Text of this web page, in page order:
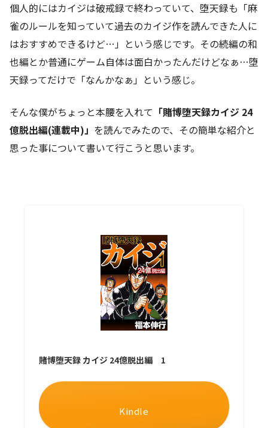
個人的にはカイジは破戒録で終わっていて、堕天録も「麻
雀のルールを知っていて過去のカイジ作を読んできた人に
はおすすめできるけど…」という感じです。その続編の和
也編とか普通にゲーム自体は面白かったんだけどなぁ…堕
天録ってだけで「なんかなぁ」という感じ。
そんな僕がちょっと本腰を入れて 「賭博堕天録カイジ 24
億脱出編(連載中)」 を読んでみたので、その簡単な紹介と
思った事について書いて行こうと思います。
賭博堕天録 カイジ 24億脱出編 1
Kindle